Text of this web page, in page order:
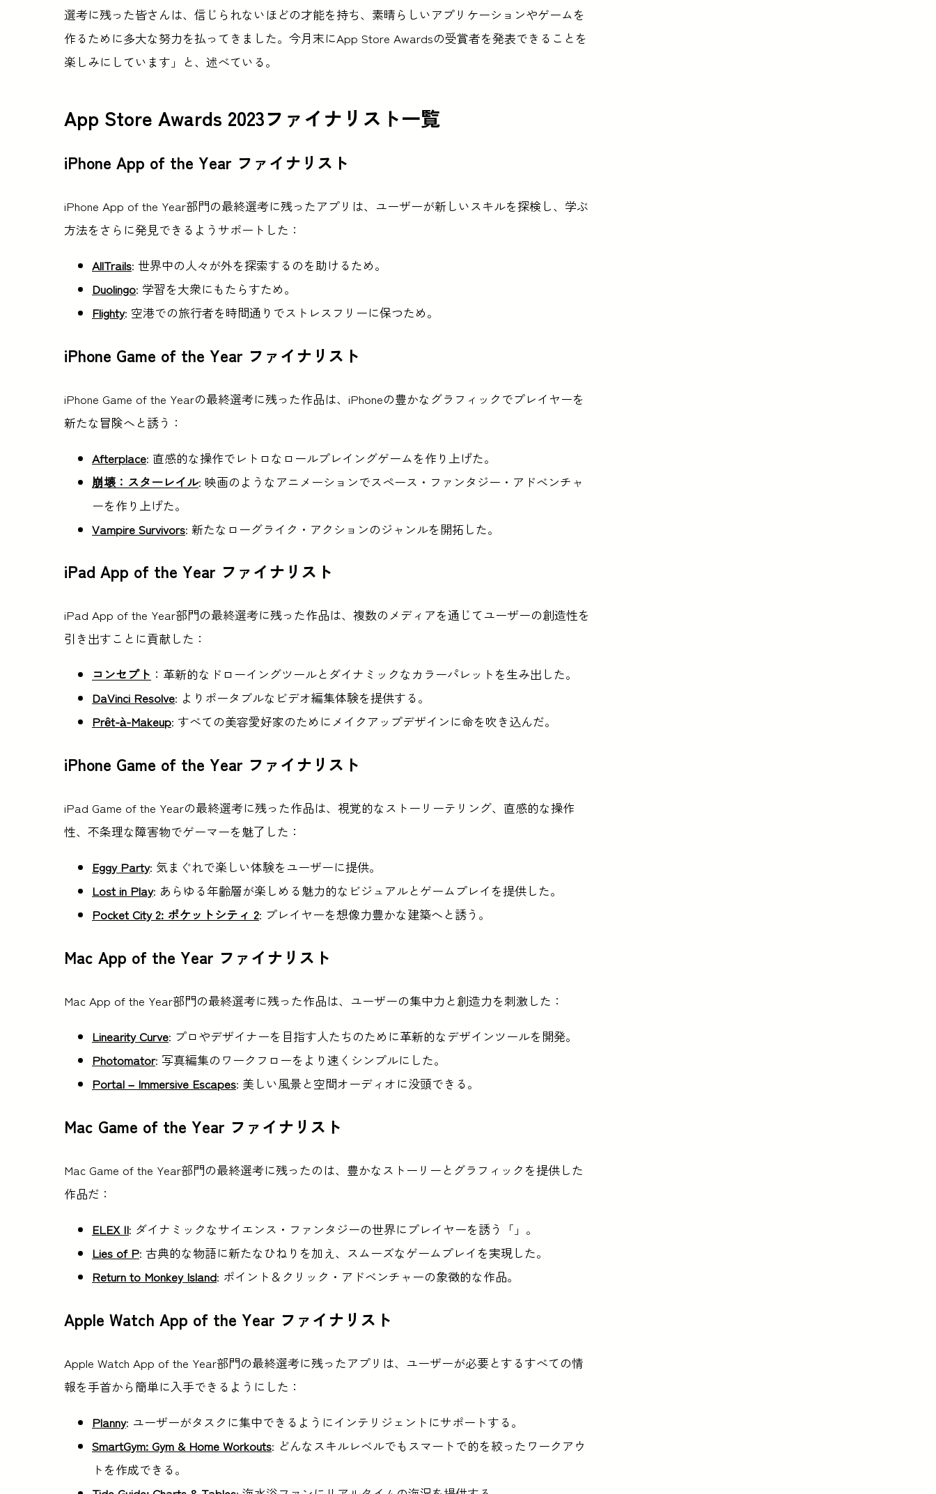
選考に残った皆さんは、信じられないほどの才能を持ち、素晴らしいアプリケーションやゲームを
作るために多大な努力を払ってきました。今月末にApp Store Awardsの受賞者を発表できることを
楽しみにしています」と、述べている。
App Store Awards 2023ファイナリスト一覧
iPhone App of the Year ファイナリスト
iPhone App of the Year部門の最終選考に残ったアプリは、ユーザーが新しいスキルを探検し、学ぶ
方法をさらに発見できるようサポートした：
AllTrails: 世界中の人々が外を探索するのを助けるため。
Duolingo: 学習を大衆にもたらすため。
Flighty: 空港での旅行者を時間通りでストレスフリーに保つため。
iPhone Game of the Year ファイナリスト
iPhone Game of the Yearの最終選考に残った作品は、iPhoneの豊かなグラフィックでプレイヤーを
新たな冒険へと誘う：
Afterplace: 直感的な操作でレトロなロールプレイングゲームを作り上げた。
崩壊：スターレイル: 映画のようなアニメーションでスペース・ファンタジー・アドベンチャ
ーを作り上げた。
Vampire Survivors: 新たなローグライク・アクションのジャンルを開拓した。
iPad App of the Year ファイナリスト
iPad App of the Year部門の最終選考に残った作品は、複数のメディアを通じてユーザーの創造性を
引き出すことに貢献した：
コンセプト ：革新的なドローイングツールとダイナミックなカラーパレットを生み出した。
DaVinci Resolve: よりポータブルなビデオ編集体験を提供する。
Prêt-à-Makeup: すべての美容愛好家のためにメイクアップデザインに命を吹き込んだ。
iPhone Game of the Year ファイナリスト
iPad Game of the Yearの最終選考に残った作品は、視覚的なストーリーテリング、直感的な操作
性、不条理な障害物でゲーマーを魅了した：
Eggy Party: 気まぐれで楽しい体験をユーザーに提供。
Lost in Play: あらゆる年齢層が楽しめる魅力的なビジュアルとゲームプレイを提供した。
Pocket City 2: ポケットシティ 2: プレイヤーを想像力豊かな建築へと誘う。
Mac App of the Year ファイナリスト
Mac App of the Year部門の最終選考に残った作品は、ユーザーの集中力と創造力を刺激した：
Linearity Curve: プロやデザイナーを目指す人たちのために革新的なデザインツールを開発。
Photomator: 写真編集のワークフローをより速くシンプルにした。
Portal – Immersive Escapes: 美しい風景と空間オーディオに没頭できる。
Mac Game of the Year ファイナリスト
Mac Game of the Year部門の最終選考に残ったのは、豊かなストーリーとグラフィックを提供した
作品だ：
ELEX II: ダイナミックなサイエンス・ファンタジーの世界にプレイヤーを誘う「」。
Lies of P: 古典的な物語に新たなひねりを加え、スムーズなゲームプレイを実現した。
Return to Monkey Island: ポイント＆クリック・アドベンチャーの象徴的な作品。
Apple Watch App of the Year ファイナリスト
Apple Watch App of the Year部門の最終選考に残ったアプリは、ユーザーが必要とするすべての情
報を手首から簡単に入手できるようにした：
Planny: ユーザーがタスクに集中できるようにインテリジェントにサポートする。
SmartGym: Gym & Home Workouts: どんなスキルレベルでもスマートで的を絞ったワークアウ
トを作成できる。